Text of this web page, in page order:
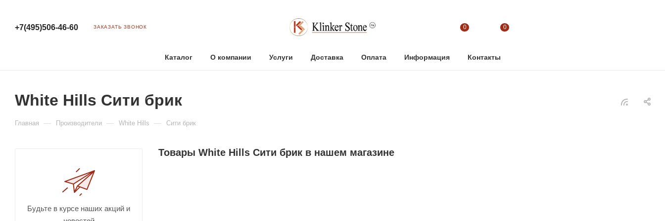
+7(495)506-46-60 ЗАКАЗАТЬ ЗВОНОК 0 0
Каталог О компании Услуги Доставка Оплата Информация Контакты
White Hills Сити брик
Главная — Производители — White Hills — Сити брик
Товары White Hills Сити брик в нашем магазине
Будьте в курсе наших акций и